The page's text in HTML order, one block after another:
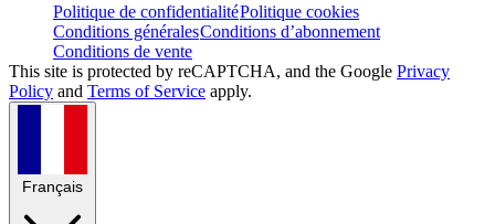
Politique de confidentialitéPolitique cookies
Conditions généralesConditions d’abonnement
Conditions de vente
This site is protected by reCAPTCHA, and the Google Privacy
Policy and Terms of Service apply.
Français